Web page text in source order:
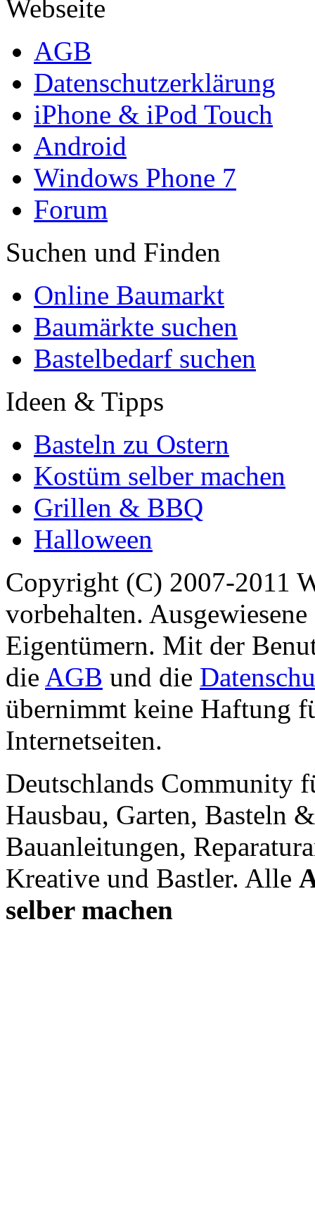
Webseite
AGB
Datenschutzerklärung
iPhone & iPod Touch
Android
Windows Phone 7
Forum
Suchen und Finden
Online Baumarkt
Baumärkte suchen
Bastelbedarf suchen
Ideen & Tipps
Basteln zu Ostern
Kostüm selber machen
Grillen & BBQ
Halloween
Copyright (C) 2007-2011
vorbehalten.
Eigentümern. Mit der
die AGB und die
übernimmt keine Haftung
Internetseiten.
Deutschlands Community
Hausbau, Garten, Basteln
Bauanleitungen,
Kreative und Bastler. Alle
selber machen